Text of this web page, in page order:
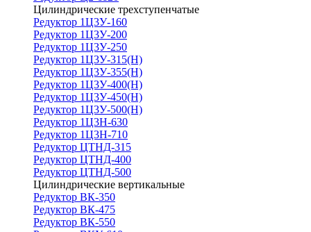
Цилиндрические трехступенчатые
Редуктор 1Ц3У-160
Редуктор 1Ц3У-200
Редуктор 1Ц3У-250
Редуктор 1Ц3У-315(Н)
Редуктор 1Ц3У-355(Н)
Редуктор 1Ц3У-400(Н)
Редуктор 1Ц3У-450(Н)
Редуктор 1Ц3У-500(Н)
Редуктор 1Ц3Н-630
Редуктор 1Ц3Н-710
Редуктор ЦТНД-315
Редуктор ЦТНД-400
Редуктор ЦТНД-500
Цилиндрические вертикальные
Редуктор ВК-350
Редуктор ВК-475
Редуктор ВК-550